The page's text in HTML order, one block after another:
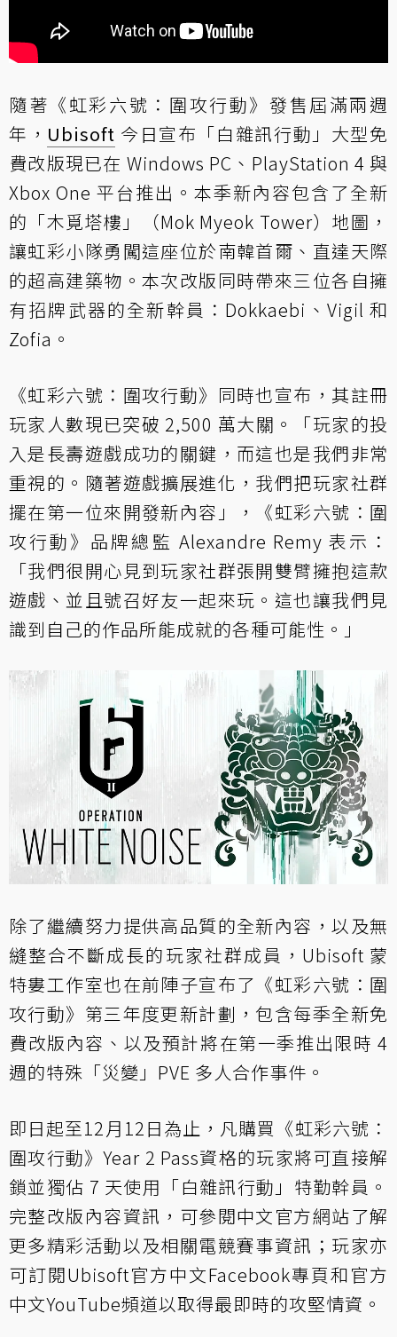
隨著《虹彩六號：圍攻行動》發售屆滿兩週
年， Ubisoft 今日宣布「白雜訊行動」大型免
費改版現已在 Windows PC、PlayStation 4 與
Xbox One 平台推出。本季新內容包含了全新
的「木覓塔樓」（Mok Myeok Tower）地圖，
讓虹彩小隊勇闖這座位於南韓首爾、直達天際
的超高建築物。本次改版同時帶來三位各自擁
有招牌武器的全新幹員：Dokkaebi、Vigil 和
Zofia。
《虹彩六號：圍攻行動》同時也宣布，其註冊
玩家人數現已突破 2,500 萬大關。「玩家的投
入是長壽遊戲成功的關鍵，而這也是我們非常
重視的。隨著遊戲擴展進化，我們把玩家社群
擺在第一位來開發新內容」，《虹彩六號：圍
攻行動》品牌總監 Alexandre Remy 表示：
「我們很開心見到玩家社群張開雙臂擁抱這款
遊戲、並且號召好友一起來玩。這也讓我們見
識到自己的作品所能成就的各種可能性。」
除了繼續努力提供高品質的全新內容，以及無
縫整合不斷成長的玩家社群成員，Ubisoft 蒙
特婁工作室也在前陣子宣布了《虹彩六號：圍
攻行動》第三年度更新計劃，包含每季全新免
費改版內容、以及預計將在第一季推出限時 4
週的特殊「災變」PVE 多人合作事件。
即日起至12月12日為止，凡購買《虹彩六號：
圍攻行動》Year 2 Pass資格的玩家將可直接解
鎖並獨佔 7 天使用「白雜訊行動」特勤幹員。
完整改版內容資訊，可參閱中文官方網站了解
更多精彩活動以及相關電競賽事資訊；玩家亦
可訂閱Ubisoft官方中文Facebook專頁和官方
中文YouTube頻道以取得最即時的攻堅情資。